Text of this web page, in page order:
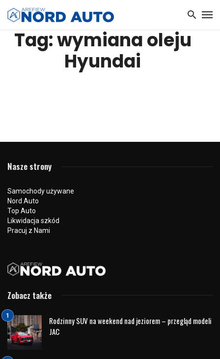
Tag: wymiana oleju
Hyundai
Nasze strony
Samochody używane
Nord Auto
Top Auto
Likwidacja szkód
Pracuj z Nami
Zobacz także
Rodzinny SUV na weekend nad jeziorem – przegląd modeli
JAC